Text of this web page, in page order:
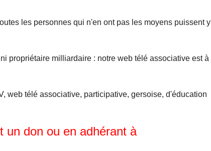
les personnes qui n'en ont pas les moyens puissent y
propriétaire milliardaire : notre web télé associative est à
web télé associative, participative, gersoise, d'éducation
un don ou en adhérant à